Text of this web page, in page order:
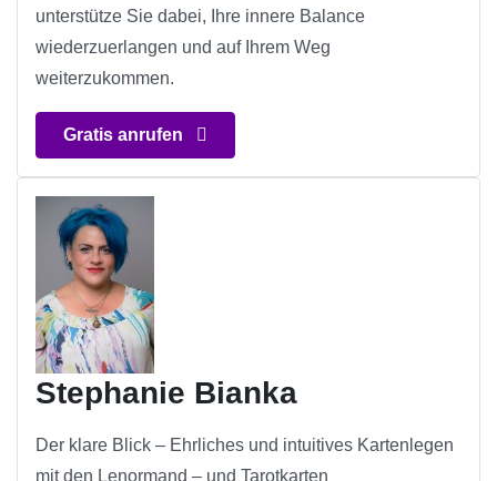
unterstütze Sie dabei, Ihre innere Balance
wiederzuerlangen und auf Ihrem Weg
weiterzukommen.
Gratis anrufen
Stephanie Bianka
Der klare Blick – Ehrliches und intuitives Kartenlegen
mit den Lenormand – und Tarotkarten